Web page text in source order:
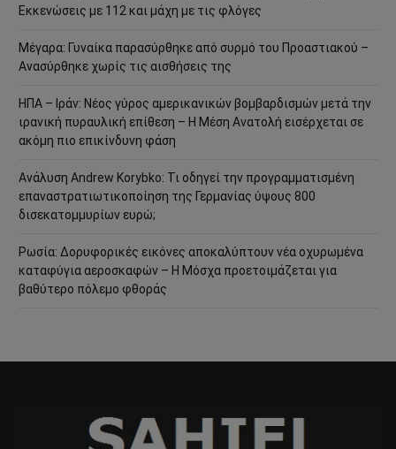
Εκκενώσεις με 112 και μάχη με τις φλόγες
Μέγαρα: Γυναίκα παρασύρθηκε από συρμό του Προαστιακού –
Ανασύρθηκε χωρίς τις αισθήσεις της
ΗΠΑ – Ιράν: Νέος γύρος αμερικανικών βομβαρδισμών μετά την
ιρανική πυραυλική επίθεση – Η Μέση Ανατολή εισέρχεται σε
ακόμη πιο επικίνδυνη φάση
Ανάλυση Andrew Korybko: Τι οδηγεί την προγραμματισμένη
επαναστρατιωτικοποίηση της Γερμανίας ύψους 800
δισεκατομμυρίων ευρώ;
Ρωσία: Δορυφορικές εικόνες αποκαλύπτουν νέα οχυρωμένα
καταφύγια αεροσκαφών – Η Μόσχα προετοιμάζεται για
βαθύτερο πόλεμο φθοράς